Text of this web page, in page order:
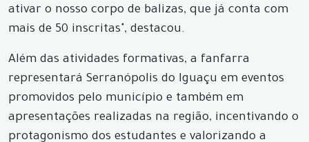
ativar o nosso corpo de balizas, que já conta com
mais de 50 inscritas", destacou.
Além das atividades formativas, a fanfarra
representará Serranópolis do Iguaçu em eventos
promovidos pelo município e também em
apresentações realizadas na região, incentivando o
protagonismo dos estudantes e valorizando a